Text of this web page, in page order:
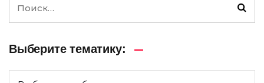
Выберите тематику: